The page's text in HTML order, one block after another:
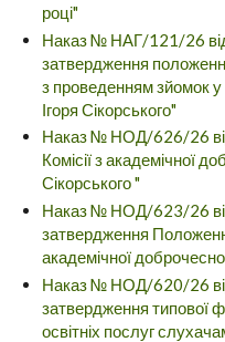
році"
Наказ № НАГ/121/26
затвердження
з проведенням зйомок у
Ігоря Сікорського"
Наказ № НОД/626/26
Комісії з академічної
Сікорського "
Наказ № НОД/623/26
затвердження
академічної
Наказ № НОД/620/26
затвердження типової
освітніх послуг